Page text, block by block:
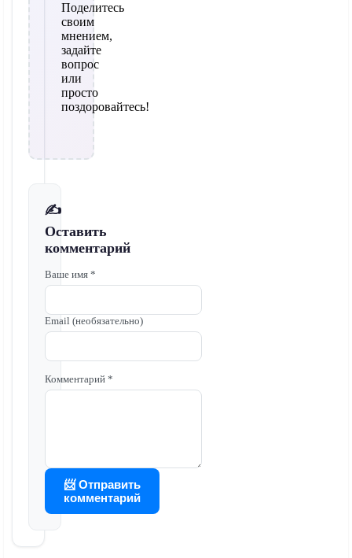
Поделитесь
своим
мнением,
задайте
вопрос
или
просто
поздоровайтесь!
✍️
Оставить
комментарий
Ваше имя *
Email (необязательно)
Комментарий *
📨 Отправить
комментарий